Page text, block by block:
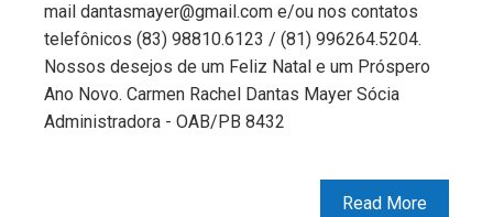
mail dantasmayer@gmail.com e/ou nos contatos
telefônicos (83) 98810.6123 / (81) 996264.5204.
Nossos desejos de um Feliz Natal e um Próspero
Ano Novo. Carmen Rachel Dantas Mayer Sócia
Administradora - OAB/PB 8432
Read More